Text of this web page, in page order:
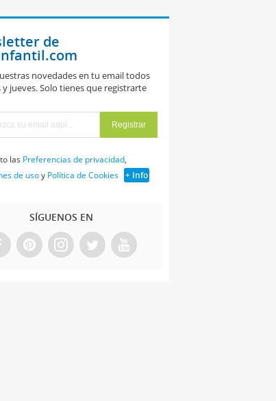
de
novedades en tu email todos
y jueves. Solo tienes que registrarte
las Preferencias de privacidad,
de usoy Política de Cookies + Info
SÍGUENOS EN